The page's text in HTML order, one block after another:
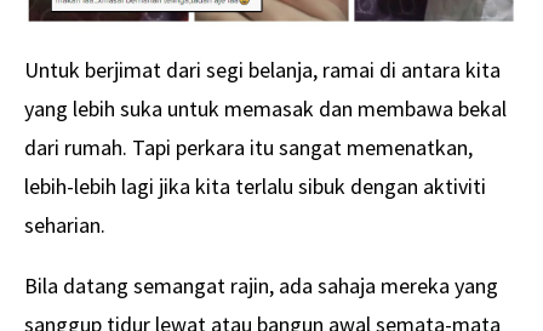
Untuk berjimat dari segi belanja, ramai di antara kita
yang lebih suka untuk memasak dan membawa bekal
dari rumah. Tapi perkara itu sangat memenatkan,
lebih-lebih lagi jika kita terlalu sibuk dengan aktiviti
seharian.
Bila datang semangat rajin, ada sahaja mereka yang
sanggup tidur lewat atau bangun awal semata-mata